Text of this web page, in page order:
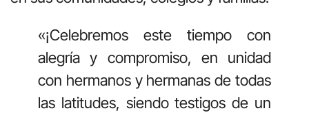
«¡Celebremos este tiempo con
alegría y compromiso, en unidad
con hermanos y hermanas de todas
las latitudes, siendo testigos de un